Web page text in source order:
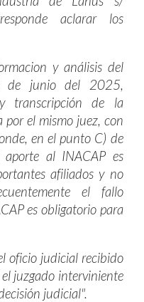
aclarar los
y análisis del
de junio del 2025,
transcripción de la
el mismo juez, con
en el punto C) de
al INACAP es
afiliados y no
el fallo
es obligatorio para
oficio judicial recibido
juzgado interviniente
judicial".